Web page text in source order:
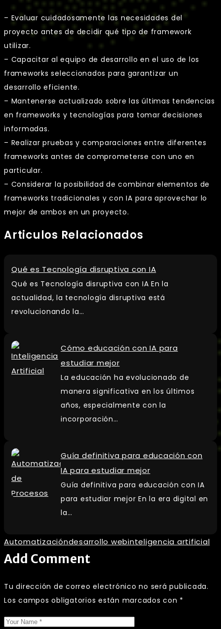
– Evaluar cuidadosamente las necesidades del
proyecto antes de decidir qué tipo de framework
utilizar.
– Capacitar al equipo de desarrollo en el uso de los
frameworks seleccionados para garantizar un
desarrollo eficiente.
– Mantenerse actualizado sobre las últimas tendencias
en frameworks y tecnologías para tomar decisiones
informadas.
– Realizar pruebas y comparaciones entre diferentes
frameworks antes de comprometerse con uno en
particular.
– Considerar la posibilidad de combinar elementos de
frameworks tradicionales y con IA para aprovechar lo
mejor de ambos en un proyecto.
Articulos Relacionados
Qué es Tecnología disruptiva con IA
Qué es Tecnología disruptiva con IA En la
actualidad, la tecnología disruptiva está
revolucionando la…
Cómo educación con IA para
estudiar mejor
La educación ha evolucionado de
manera significativa en los últimos
años, especialmente con la
incorporación…
Guía definitiva para educación con
IA para estudiar mejor
Guía definitiva para educación con IA
para estudiar mejor En la era digital en
la…
Automatizacióndesarrollo webinteligencia artificial
Add Comment
Tu dirección de correo electrónico no será publicada.
Los campos obligatorios están marcados con *